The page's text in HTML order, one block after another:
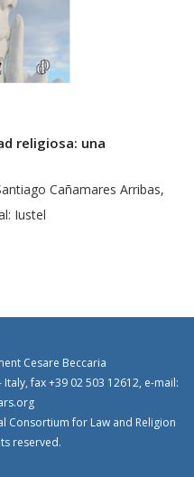
religiosa: una
Cañamares Arribas,
Iustel
Cesare Beccaria
fax +39 02 503 12612, e-mail:
Consortium for Law and Religion
reserved.